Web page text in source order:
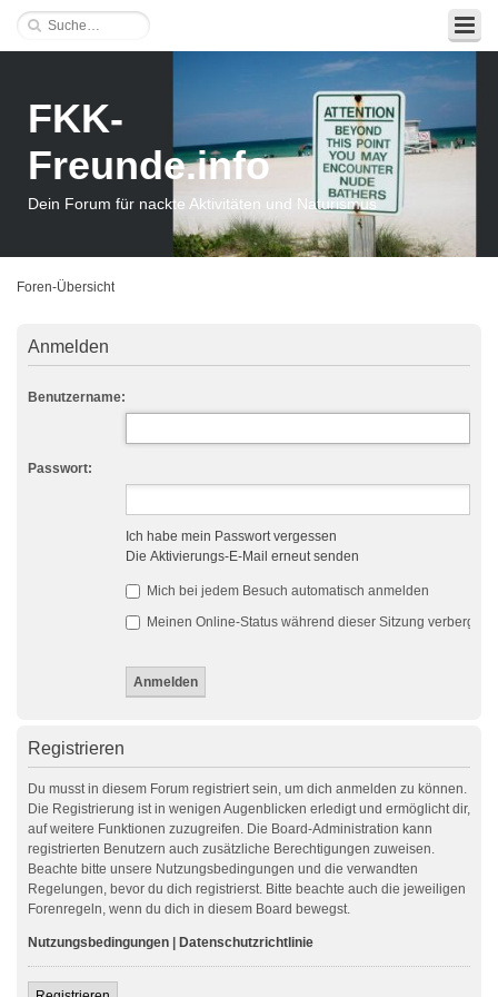
FKK-
Freunde.info
Dein Forum für nackte Aktivitäten und Naturismus
Foren-Übersicht
Anmelden
Benutzername:
Passwort:
Ich habe mein Passwort vergessen
Die Aktivierungs-E-Mail erneut senden
Mich bei jedem Besuch automatisch anmelden
Meinen Online-Status während dieser Sitzung verbergen
Registrieren
Du musst in diesem Forum registriert sein, um dich anmelden zu können.
Die Registrierung ist in wenigen Augenblicken erledigt und ermöglicht dir,
auf weitere Funktionen zuzugreifen. Die Board-Administration kann
registrierten Benutzern auch zusätzliche Berechtigungen zuweisen.
Beachte bitte unsere Nutzungsbedingungen und die verwandten
Regelungen, bevor du dich registrierst. Bitte beachte auch die jeweiligen
Forenregeln, wenn du dich in diesem Board bewegst.
Nutzungsbedingungen Datenschutzrichtlinie